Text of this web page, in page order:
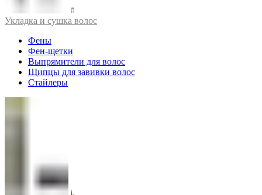
Укладка и сушка волос
Фены
Фен-щетки
Выпрямители для волос
Щипцы для завивки волос
Стайлеры